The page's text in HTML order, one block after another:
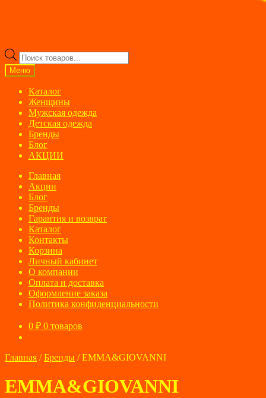
Поиск
товаров
Меню
Каталог
Женщины
Мужская одежда
Детская одежда
Бренды
Блог
АКЦИИ
Главная
Акции
Блог
Бренды
Гарантия и возврат
Каталог
Контакты
Корзина
Личный кабинет
О компании
Оплата и доставка
Оформление заказа
Политика конфиденциальности
0 ₽ 0 товаров
Главная /Бренды /EMMA&GIOVANNI
EMMA&GIOVANNI